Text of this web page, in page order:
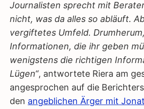
Journalisten sprecht mit
nicht, was da alles so abläuft.
vergiftetes Umfeld.
Informationen, die ihr geben
wenigstens die richtigen
Lügen“, antwortete Riera am
angesprochen auf die
den angeblichen Ärger mit